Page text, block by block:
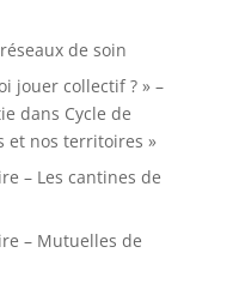
de soin
jouer collectif ? » –
dans Cycle de
et nos territoires »
– Les cantines de
– Mutuelles de